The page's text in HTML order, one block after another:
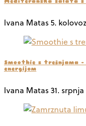
Ivana Matas5.
Smoothie s trešnjama
energijom
Ivana Matas31. srpnja